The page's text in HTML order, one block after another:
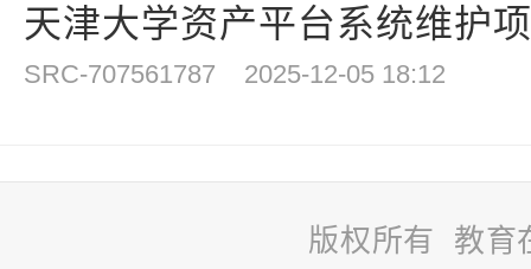
天津大学资产平台系统维护
SRC-707561787 2025-12-05 18:12
版权所有 教育